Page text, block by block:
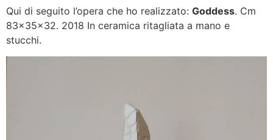
Qui di seguito l’opera che ho realizzato: Goddess. Cm
83x35x32. 2018 In ceramica ritagliata a mano e
stucchi.